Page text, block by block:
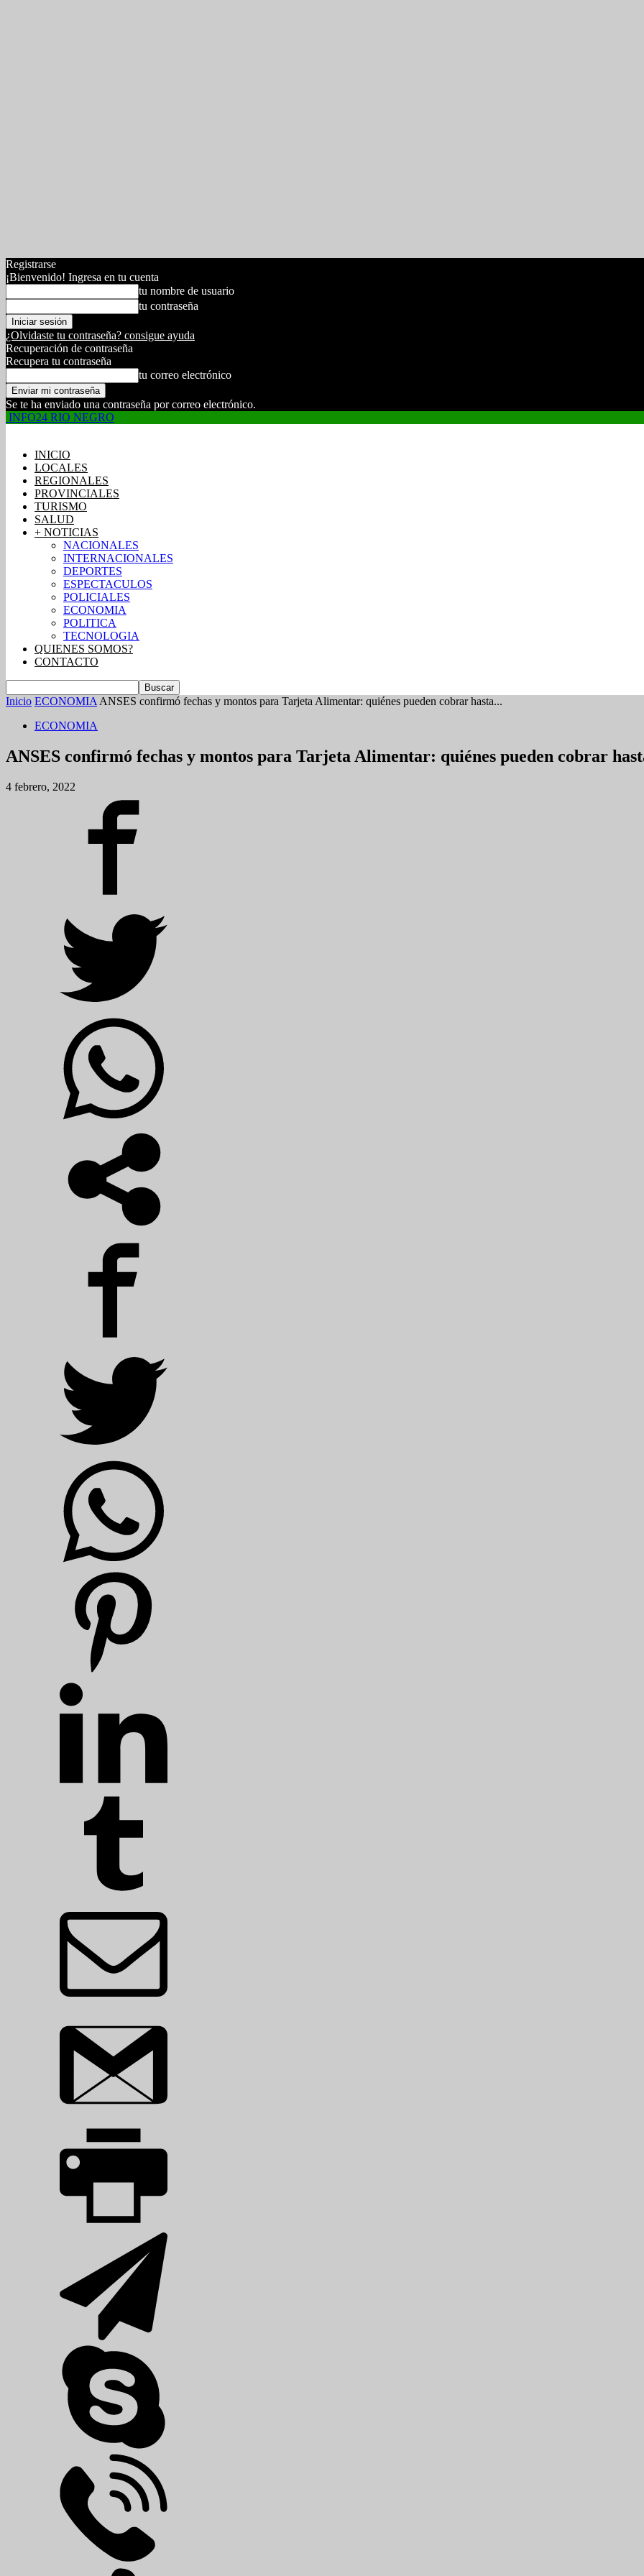
Registrarse
¡Bienvenido! Ingresa en tu cuenta
tu nombre de usuario
tu contraseña
¿Olvidaste tu contraseña? consigue ayuda
Recuperación de contraseña
Recupera tu contraseña
tu correo electrónico
Se te ha enviado una contraseña por correo electrónico.
INFO24 RIO NEGRO
INICIO
LOCALES
REGIONALES
PROVINCIALES
TURISMO
SALUD
+ NOTICIAS
NACIONALES
INTERNACIONALES
DEPORTES
ESPECTACULOS
POLICIALES
ECONOMIA
POLITICA
TECNOLOGIA
QUIENES SOMOS?
CONTACTO
Inicio ECONOMIA ANSES confirmó fechas y montos para Tarjeta Alimentar: quiénes pueden cobrar hasta...
ECONOMIA
ANSES confirmó fechas y montos para Tarjeta Alimentar: quiénes pueden cobrar
4 febrero, 2022